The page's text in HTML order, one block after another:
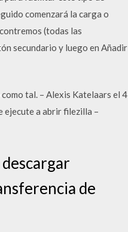
comenzará la carga o
(todas las
secundario y luego en Añadir
tal. – Alexis Katelaars el 4
ejecute a abrir filezilla –
de